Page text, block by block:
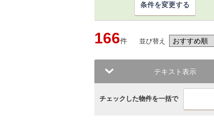
条件を変更する
166件 並び替え
テキスト表示
チェックした物件を一括で